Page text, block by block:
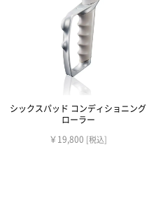
シックスパッド コンディショニング
ローラー
￥19,800 [税込]